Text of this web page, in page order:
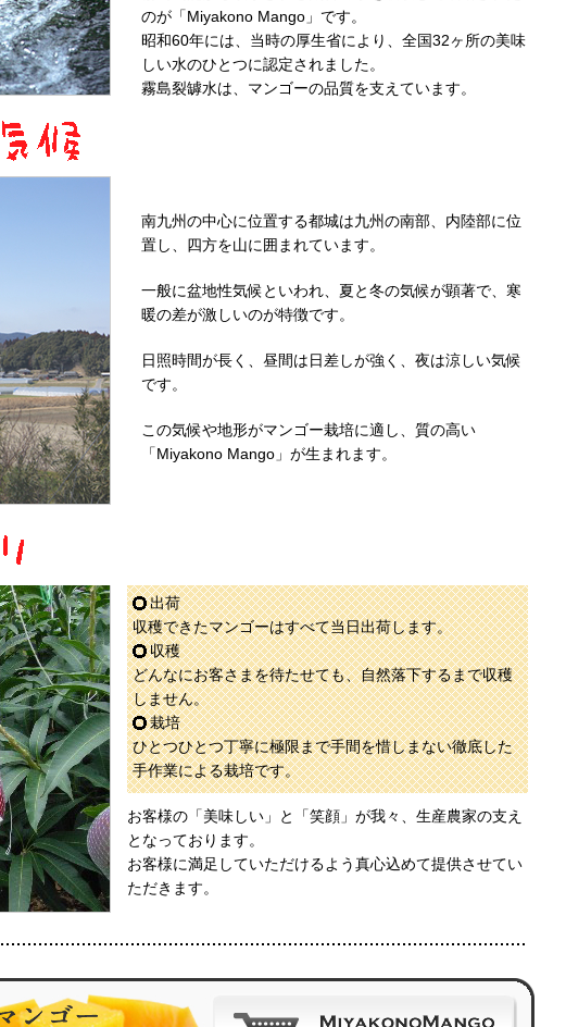
のが「Miyakono Mango」です。
昭和60年には、当時の厚生省により、全国32ヶ所の美味
しい水のひとつに認定されました。
霧島裂罅水は、マンゴーの品質を支えています。
南九州の中心に位置する都城は九州の南部、内陸部に位
置し、四方を山に囲まれています。
一般に盆地性気候といわれ、夏と冬の気候が顕著で、寒
暖の差が激しいのが特徴です。
日照時間が長く、昼間は日差しが強く、夜は涼しい気候
です。
この気候や地形がマンゴー栽培に適し、質の高い
「Miyakono Mango」が生まれます。
出荷
収穫できたマンゴーはすべて当日出荷します。
収穫
どんなにお客さまを待たせても、自然落下するまで収穫
しません。
栽培
ひとつひとつ丁寧に極限まで手間を惜しまない徹底した
手作業による栽培です。
お客様の「美味しい」と「笑顔」が我々、生産農家の支え
となっております。
お客様に満足していただけるよう真心込めて提供させてい
ただきます。